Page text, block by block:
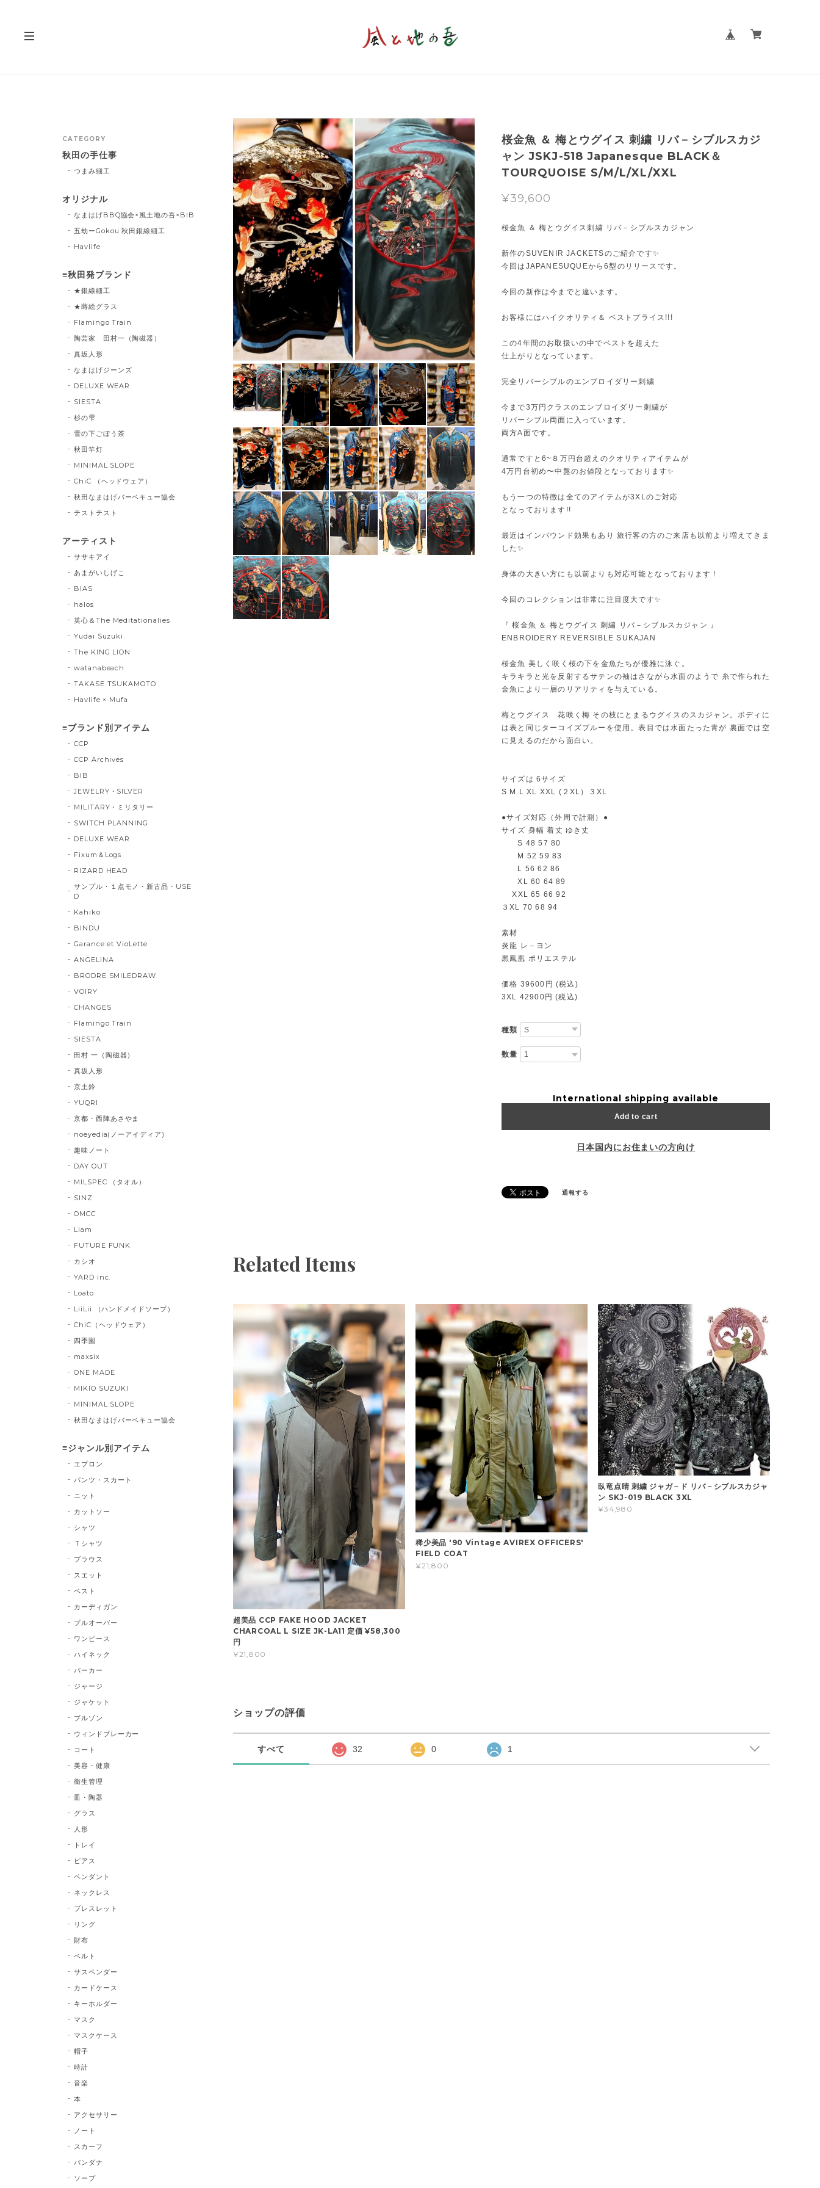
桜金魚 ＆ 梅とウグイス 刺繍 リバ－シブルスカジ
ャン JSKJ-518 Japanesque BLACK＆
TOURQUOISE S/M/L/XL/XXL
¥39,600
桜金魚 ＆ 梅とウグイス刺繍 リバ－シブルスカジャン
新作のSUVENIR JACKETSのご紹介です✨
今回はJAPANESUQUEから6型のリリースです。
今回の新作は今までと違います。
お客様にはハイクオリティ＆ ベストプライス!!!
この4年間のお取扱いの中でベストを超えた
仕上がりとなっています。
完全リバーシブルのエンブロイダリー刺繍
今まで3万円クラスのエンブロイダリー刺繍が
リバーシブル両面に入っています。
両方A面です。
通常ですと6~８万円台超えのクオリティアイテムが
4万円台初め〜中盤のお値段となっております✨
もう一つの特徴は全てのアイテムが3XLのご対応
となっております!!
最近はインバウンド効果もあり 旅行客の方のご来店も以前より増えてきま
した✨
身体の大きい方にも以前よりも対応可能となっております！
今回のコレクションは非常に注目度大です✨
『 桜金魚 ＆ 梅とウグイス 刺繍 リバ－シブルスカジャン 』
ENBROIDERY REVERSIBLE SUKAJAN
桜金魚 美しく咲く桜の下を金魚たちが優雅に泳ぐ。
キラキラと光を反射するサテンの袖はさながら水面のようで 糸で作られた
金魚により一層のリアリティを与えている。
梅とウグイス 花咲く梅 その枝にとまるウグイスのスカジャン。ボディに
は表と同じターコイズブルーを使用。表目では水面たった青が 裏面では空
に見えるのだから面白い。
サイズは 6サイズ
S M L XL XXL (２XL）３XL
●サイズ対応（外周で計測）●
サイズ 身幅 着丈 ゆき丈
S 48 57 80
M 52 59 83
L 56 62 86
XL 60 64 89
XXL 65 66 92
３XL 70 68 94
素材
炎龍 レ－ヨン
黒鳳凰 ポリエステル
価格 39600円 (税込)
3XL 42900円 (税込)
種類
数量
International shipping available
Add to cart
日本国内にお住まいの方向け
通報する
Related Items
超美品 CCP FAKE HOOD JACKET
CHARCOAL L SIZE JK-LA11 定価 ¥58,300
円
¥21,800
稀少美品 '90 Vintage AVIREX OFFICERS'
FIELD COAT
¥21,800
臥竜点睛 刺繍 ジャガ－ド リバ－シブルスカジャ
ン SKJ-019 BLACK 3XL
¥34,980
ショップの評価
すべて 32 0 1
CATEGORY
秋田の手仕事
つまみ細工
オリジナル
なまはげBBQ協会×風土地の吾×BIB
五劫ーGokou 秋田銀線細工
Havlife
≡秋田発ブランド
★銀線細工
★蒔絵グラス
Flamingo Train
陶芸家 田村一（陶磁器）
真坂人形
なまはげジーンズ
DELUXE WEAR
SIESTA
杉の雫
雪の下ごぼう茶
秋田竿灯
MINIMAL SLOPE
ChiC （ヘッドウェア）
秋田なまはげバーベキュー協会
テストテスト
アーティスト
ササキアイ
あまがいしげこ
BIAS
halos
英心＆The Meditationalies
Yudai Suzuki
The KING LION
watanabeach
TAKASE TSUKAMOTO
Havlife × Mufa
≡ブランド別アイテム
CCP
CCP Archives
BIB
JEWELRY・SILVER
MILITARY・ミリタリー
SWITCH PLANNING
DELUXE WEAR
Fixum＆Logs
RIZARD HEAD
サンプル・１点モノ・新古品・USE
D
Kahiko
BINDU
Garance et VioLette
ANGELINA
BRODRE SMILEDRAW
VOIRY
CHANGES
Flamingo Train
SIESTA
田村 一（陶磁器）
真坂人形
京土鈴
YUQRI
京都・西陣あさやま
noeyedia(ノーアイディア)
趣味ノート
DAY OUT
MILSPEC （タオル）
SINZ
OMCC
Liam
FUTURE FUNK
カシオ
YARD inc.
Loato
LiiLii （ハンドメイドソープ）
ChiC（ヘッドウェア）
四季園
maxsix
ONE MADE
MIKIO SUZUKI
MINIMAL SLOPE
秋田なまはげバーベキュー協会
≡ジャンル別アイテム
エプロン
パンツ・スカート
ニット
カットソー
シャツ
Ｔシャツ
ブラウス
スエット
ベスト
カーディガン
プルオーバー
ワンピース
ハイネック
パーカー
ジャージ
ジャケット
ブルゾン
ウィンドブレーカー
コート
美容・健康
衛生管理
皿・陶器
グラス
人形
トレイ
ピアス
ペンダント
ネックレス
ブレスレット
リング
財布
ベルト
サスペンダー
カードケース
キーホルダー
マスク
マスクケース
帽子
時計
音楽
本
アクセサリー
ノート
スカーフ
バンダナ
ソープ